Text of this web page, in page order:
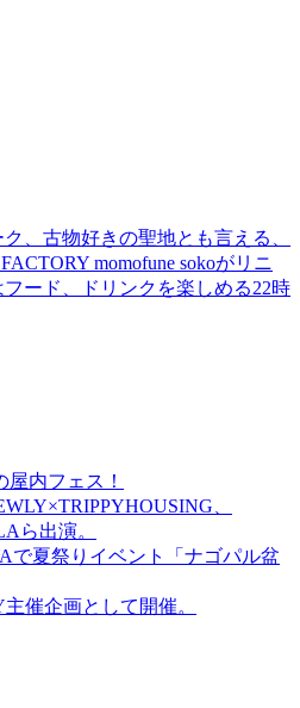
、古物好きの聖地とも言える、
momofune sokoがリニ
ード、ドリンクを楽しめる22時
屋内フェス！
、
ら出演。
で夏祭りイベント「ナゴパル盆
催企画として開催。